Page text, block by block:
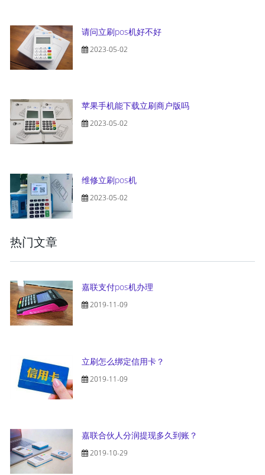
请问立刷pos机好不好
2023-05-02
苹果手机能下载立刷商户版吗
2023-05-02
维修立刷pos机
2023-05-02
热门文章
嘉联支付pos机办理
2019-11-09
立刷怎么绑定信用卡？
2019-11-09
嘉联合伙人分润提现多久到账？
2019-10-29